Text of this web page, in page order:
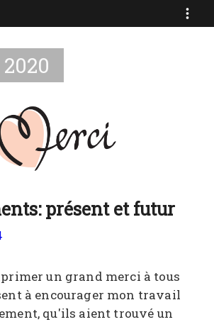
présent et futur
un grand merci à tous
à encourager mon travail
qu'ils aient trouvé un